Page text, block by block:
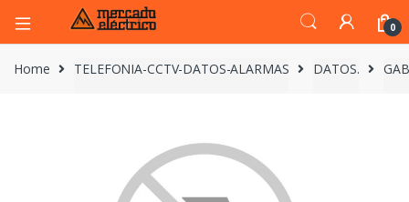
0
Home TELEFONIA-CCTV-DATOS-ALARMAS DATOS.